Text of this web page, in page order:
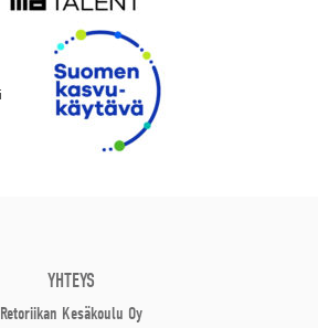
YHTEYS
Retoriikan Kesäkoulu Oy